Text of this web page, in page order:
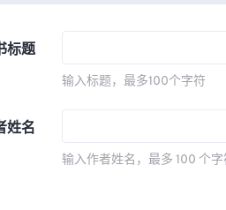
标题
输入标题，最多100个字符
姓名
输入作者姓名，最多 100 个字